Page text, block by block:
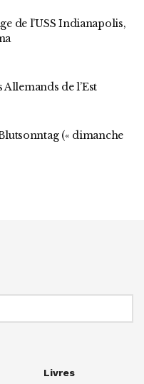
de l’USS Indianapolis,
de l’Est
(« dimanche
Livres